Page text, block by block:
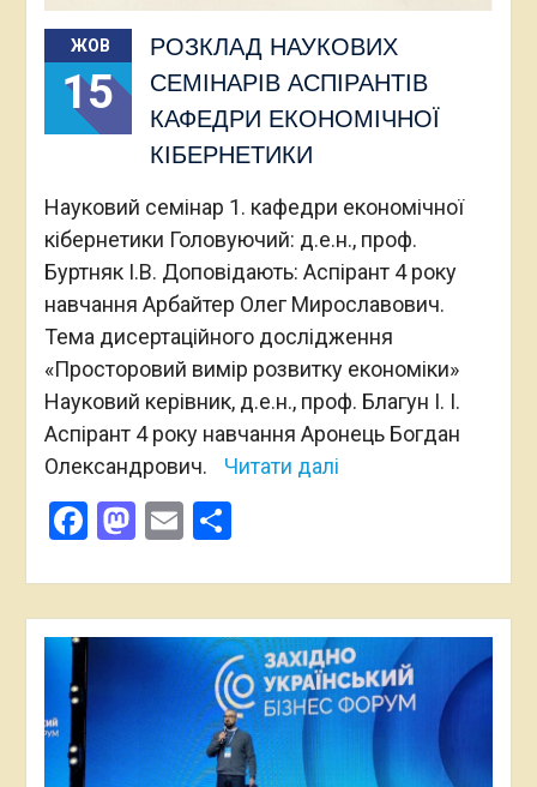
ЖОВ
15
РОЗКЛАД НАУКОВИХ
СЕМІНАРІВ АСПІРАНТІВ
КАФЕДРИ ЕКОНОМІЧНОЇ
КІБЕРНЕТИКИ
Науковий семінар 1. кафедри економічної
кібернетики Головуючий: д.е.н., проф.
Буртняк І.В. Доповідають: Аспірант 4 року
навчання Арбайтер Олег Мирославович.
Тема дисертаційного дослідження
«Просторовий вимір розвитку економіки»
Науковий керівник, д.е.н., проф. Благун І. І.
Аспірант 4 року навчання Аронець Богдан
Олександрович.
Читати далі
Facebook
Mastodon
EmailПоділитися